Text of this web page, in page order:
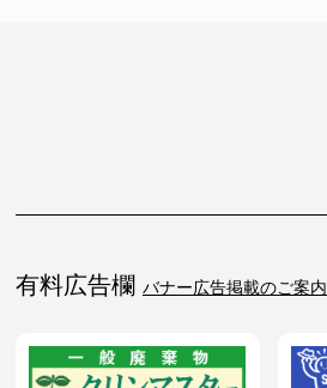
有料広告欄 バナー広告掲載のご案内